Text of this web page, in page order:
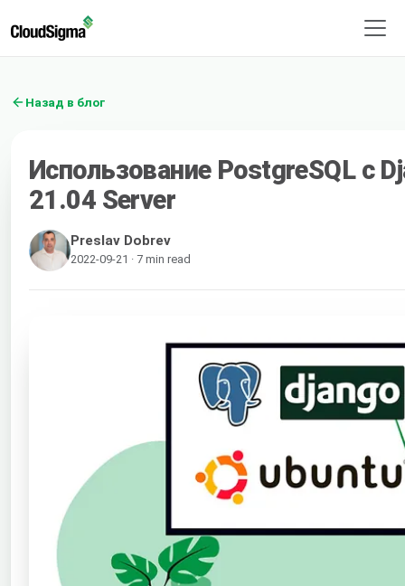
Назад в блог
Использование PostgreSQL с
21.04 Server
Preslav Dobrev
2022-09-21 · 7 min read